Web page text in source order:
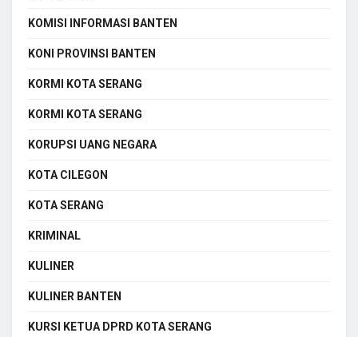
KOMISI INFORMASI BANTEN
KONI PROVINSI BANTEN
KORMI KOTA SERANG
KORMI KOTA SERANG
KORUPSI UANG NEGARA
KOTA CILEGON
KOTA SERANG
KRIMINAL
KULINER
KULINER BANTEN
KURSI KETUA DPRD KOTA SERANG